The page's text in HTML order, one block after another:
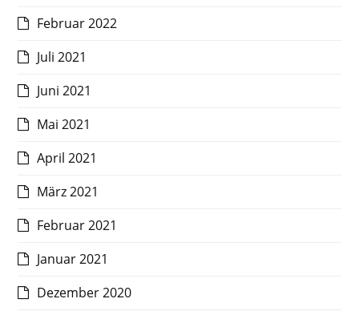
Februar 2022
Juli 2021
Juni 2021
Mai 2021
April 2021
März 2021
Februar 2021
Januar 2021
Dezember 2020